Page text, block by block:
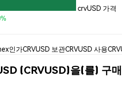
crvUSD 가격
인가CRVUSD 보관CRVUSD 사용
(CRVUSD)을(를) 구